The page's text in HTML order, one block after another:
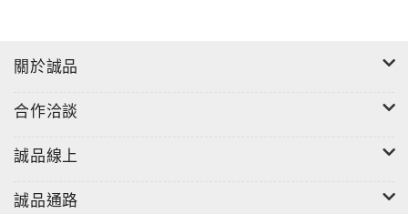
關於誠品
合作洽談
誠品線上
誠品通路